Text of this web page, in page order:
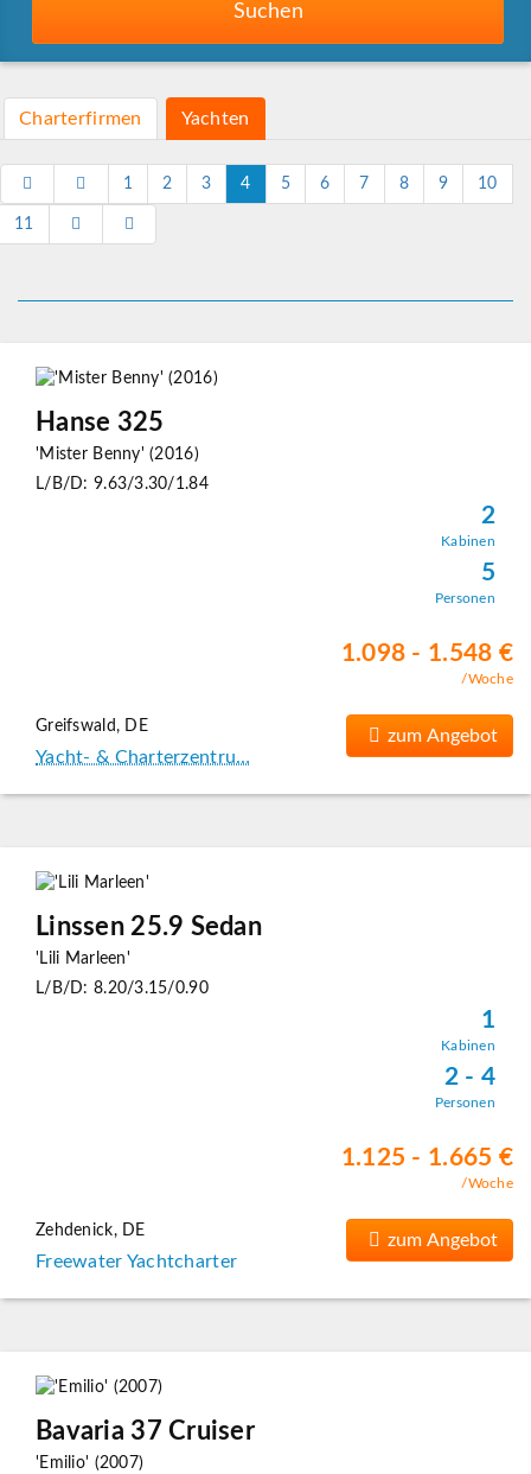
Suchen
Charterfirmen Yachten
1 2 3 4 5 6 7 8 9 10
11
Hanse 325
'Mister Benny' (2016)
L/B/D: 9.63/3.30/1.84
2
Kabinen
5
Personen
1.098 - 1.548 €
/Woche
Greifswald, DE
Yacht- & Charterzentru…
zum Angebot
Linssen 25.9 Sedan
'Lili Marleen'
L/B/D: 8.20/3.15/0.90
1
Kabinen
2 - 4
Personen
1.125 - 1.665 €
/Woche
Zehdenick, DE
Freewater Yachtcharter
zum Angebot
Bavaria 37 Cruiser
'Emilio' (2007)